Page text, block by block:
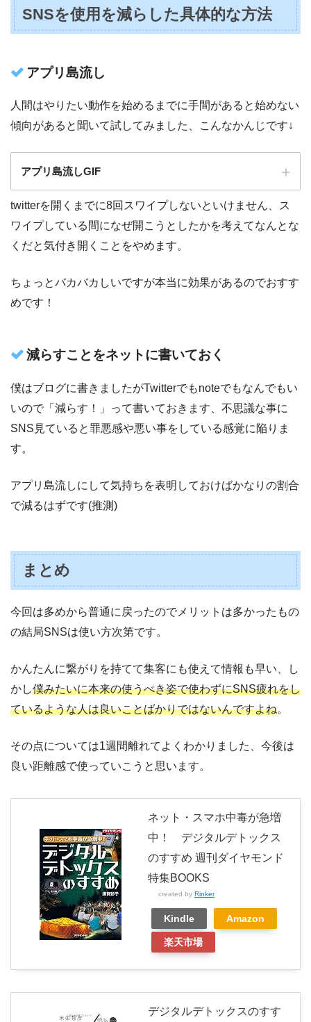
SNSを使用を減らした具体的な方法
アプリ島流し
人間はやりたい動作を始めるまでに手間があると始めない
傾向があると聞いて試してみました、こんなかんじです↓
アプリ島流しGIF
twitterを開くまでに8回スワイプしないといけません、ス
ワイプしている間になぜ開こうとしたかを考えてなんとな
くだと気付き開くことをやめます。
ちょっとバカバカしいですが本当に効果があるのでおすす
めです！
減らすことをネットに書いておく
僕はブログに書きましたがTwitterでもnoteでもなんでもい
いので「減らす！」って書いておきます、不思議な事に
SNS見ていると罪悪感や悪い事をしている感覚に陥りま
す。
アプリ島流しにして気持ちを表明しておけばかなりの割合
で減るはずです(推測)
まとめ
今回は多めから普通に戻ったのでメリットは多かったもの
の結局SNSは使い方次第です。
かんたんに繋がりを持てて集客にも使えて情報も早い、し
かし僕みたいに本来の使うべき姿で使わずにSNS疲れをし
ているような人は良いことばかりではないんですよね。
その点については1週間離れてよくわかりました、今後は
良い距離感で使っていこうと思います。
ネット・スマホ中毒が急増
中！ デジタルデトックス
のすすめ 週刊ダイヤモンド
特集BOOKS
created by Rinker
Kindle Amazon
楽天市場
デジタルデトックスのすす